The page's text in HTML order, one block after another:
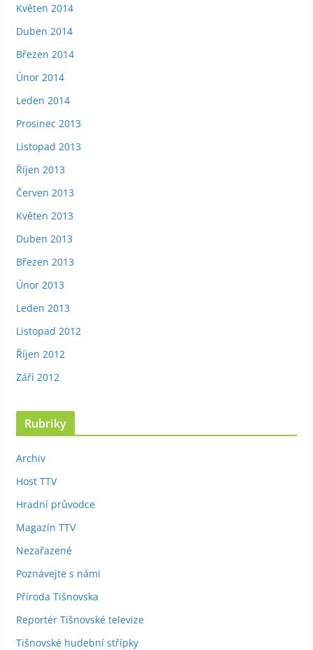
Květen 2014
Duben 2014
Březen 2014
Únor 2014
Leden 2014
Prosinec 2013
Listopad 2013
Říjen 2013
Červen 2013
Květen 2013
Duben 2013
Březen 2013
Únor 2013
Leden 2013
Listopad 2012
Říjen 2012
Září 2012
Rubriky
Archiv
Host TTV
Hradní průvodce
Magazín TTV
Nezařazené
Poznávejte s námi
Příroda Tišnovska
Reportér Tišnovské televize
Tišnovské hudební střípky